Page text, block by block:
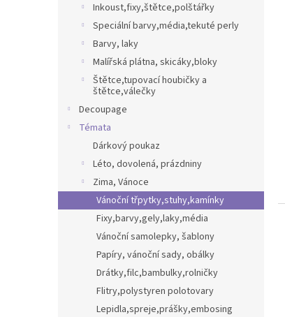
Inkoust,fixy,štětce,polštářky
Speciální barvy,média,tekuté perly
Barvy, laky
Malířská plátna, skicáky,bloky
Štětce,tupovací houbičky a
štětce,válečky
Decoupage
Témata
Dárkový poukaz
Léto, dovolená, prázdniny
Zima, Vánoce
Vánoční třpytky,stuhy,kamínky
Fixy,barvy,gely,laky,média
Vánoční samolepky, šablony
Papíry, vánoční sady, obálky
Drátky,filc,bambulky,rolničky
Flitry,polystyren polotovary
Lepidla,spreje,prášky,embosing